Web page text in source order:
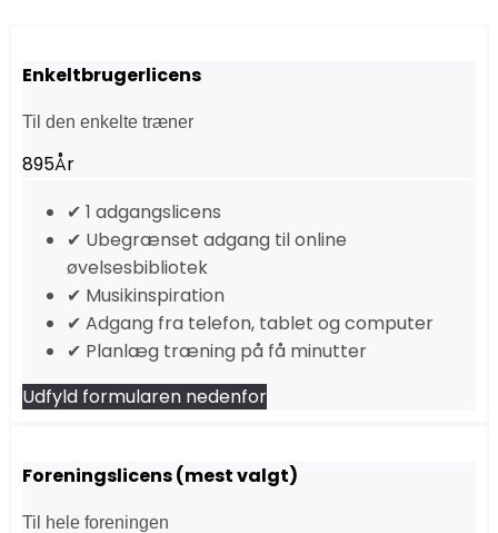
Enkeltbrugerlicens
Til den enkelte træner
895År
✔ 1 adgangslicens
✔ Ubegrænset adgang til online
øvelsesbibliotek
✔ Musikinspiration
✔ Adgang fra telefon, tablet og computer
✔ Planlæg træning på få minutter
Udfyld formularen nedenfor
Foreningslicens (mest valgt)
Til hele foreningen